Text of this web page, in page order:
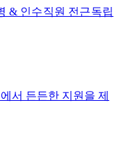
& 인수​​직원 전근​​독립
서 든든한 지원을 제